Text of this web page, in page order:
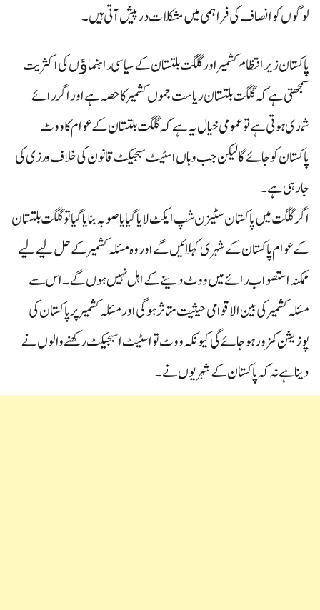
لوگوں کو انصاف کی فراہمی میں مشکلات درپیش آتی ہیں۔
پاکستان زیر انتظام کشمیر اور گلگت بلتستان کے سیاسی راہنما ﺅں کی اکثریت
سمجھتی ہے کہ گلگت بلتستان ریاست جموں کشمیر کا حصہ ہے اور اگر رائے
شماری ہوتی ہے تو عمومی خیال یہ ہے کہ گلگت بلتستان کے عوام کا ووٹ
پاکستان کو جا ئے گا لیکن جب وہاں اسٹیٹ سبجیکٹ قانون کی خلاف ورزی کی
جا رہی ہے ۔
اگرگلگت میں پاکستان سٹیزن شپ ایکٹ لایا گیا یا صوبہ بنایا گیا توگلگت بلتستان
کے عوام پاکستان کے شہری کہلائیں گے اور وہ مسئلہ کشمیر کے حل لیے لیے
ممکنہ استصواب رائے میں ووٹ دینے کے اہل نہیں ہوں گے۔ اس سے
مسئلہ کشمیر کی بین الاقوامی حیثیت متاثر ہو گی اور مسئلہ کشمیر پر پاکستان کی
پوزیشن کمزور ہوجائے گی کیونکہ ووٹ تو اسٹیٹ اسبجیکٹ رکھنے والوں نے
دینا ہے نہ کہ پاکستان کے شہریوں نے ۔